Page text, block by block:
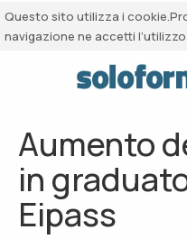
Questo sito utilizza i
navigazione ne accetti
Aumento
in
Eipass